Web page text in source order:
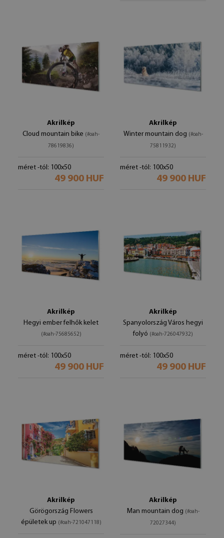
Akrilkép
Cloud mountain bike (#oah-
78619836)
méret -tól: 100x50
49 900 HUF
Akrilkép
Winter mountain dog (#oah-
75811932)
méret -tól: 100x50
49 900 HUF
Akrilkép
Hegyi ember felhők kelet
(#oah-75685652)
méret -tól: 100x50
49 900 HUF
Akrilkép
Spanyolország Város hegyi
folyó (#oah-726047932)
méret -tól: 100x50
49 900 HUF
Akrilkép
Görögország Flowers
épületek up (#oah-721047118)
Akrilkép
Man mountain dog (#oah-
72027344)